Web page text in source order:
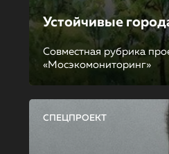
Устойчивые
Совместная рубрика
«Мосэкомониторинг»
СПЕЦПРОЕКТ